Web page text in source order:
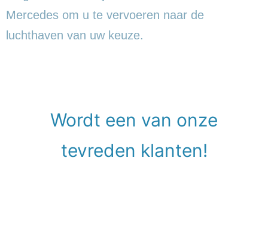
Mercedes om u te vervoeren naar de
luchthaven van uw keuze.
Wordt een van onze
tevreden klanten!